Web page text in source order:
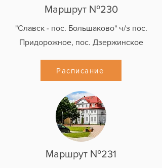
Маршрут №230
"Славск - пос. Большаково" ч/з пос.
Придорожное, пос. Дзержинское
Расписание
Маршрут №231